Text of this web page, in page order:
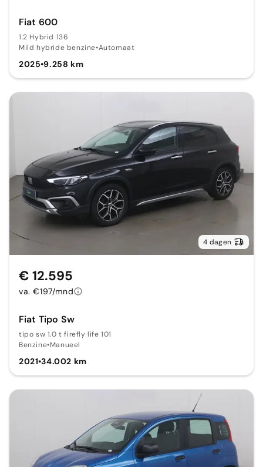
Fiat 600
1.2 Hybrid 136
Mild hybride benzine•Automaat
2025•9.258 km
4 dagen
Fiat Tipo Sw
tipo sw 1.0 t firefly life 101
Benzine•Manueel
2021•34.002 km
€ 12.595
va. €197/mnd